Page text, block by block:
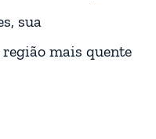
sua
mais quente